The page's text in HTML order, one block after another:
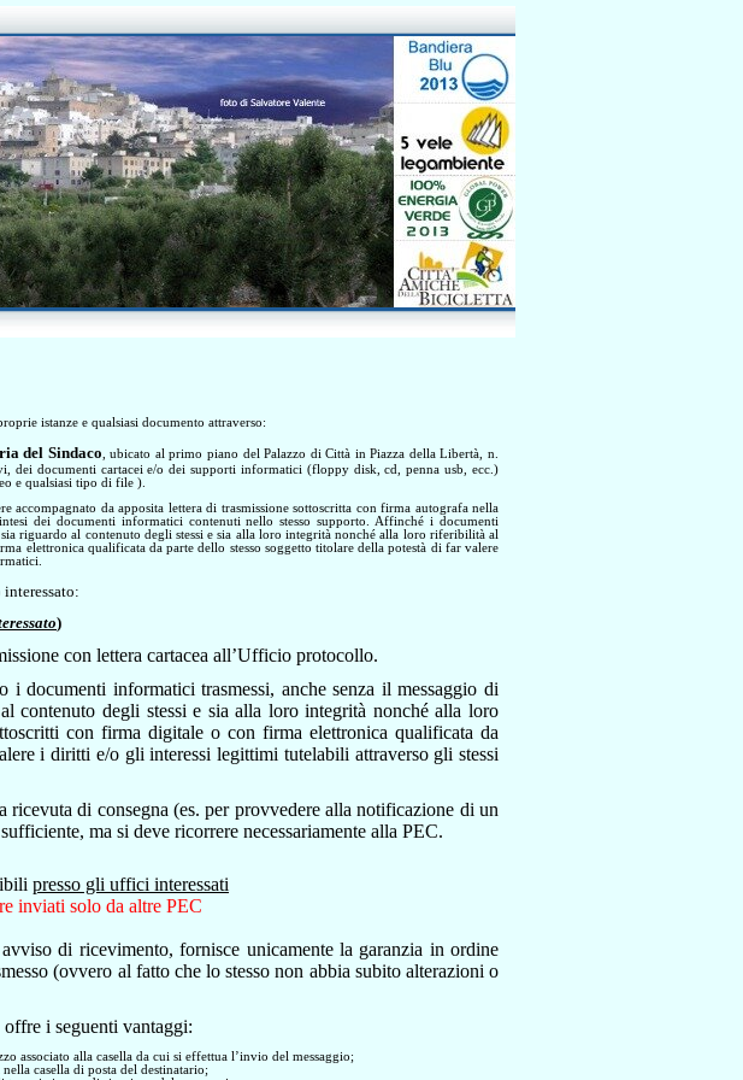
istanze e qualsiasi documento attraverso:
del Sindaco , ubicato al primo piano del Palazzo di Città in Piazza della Libertà, n.
documenti cartacei e/o dei supporti informatici (floppy disk, cd, penna usb, ecc.)
e qualsiasi tipo di file ).
da apposita lettera di trasmissione sottoscritta con firma autografa nella
dei documenti informatici contenuti nello stesso supporto. Affinché i documenti
riguardo al contenuto degli stessi e sia alla loro integrità nonché alla loro riferibilità al
elettronica qualificata da parte dello stesso soggetto titolare della potestà di far valere
)
con lettera cartacea all’Ufficio protocollo.
documenti informatici trasmessi, anche senza il messaggio di
contenuto degli stessi e sia alla loro integrità nonché alla loro
con firma digitale o con firma elettronica qualificata da
i diritti e/o gli interessi legittimi tutelabili attraverso gli stessi
di consegna (es. per provvedere alla notificazione di un
ma si deve ricorrere necessariamente alla PEC.
presso gli uffici interessati
inviati solo da altre PEC
di ricevimento, fornisce unicamente la garanzia in ordine
(ovvero al fatto che lo stesso non abbia subito alterazioni o
i seguenti vantaggi:
associato alla casella da cui si effettua l’invio del messaggio;
casella di posta del destinatario;